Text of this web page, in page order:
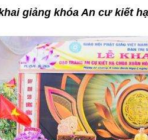
giảng khóa An cư kiết